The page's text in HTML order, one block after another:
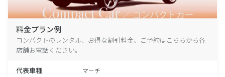
料金プラン例
コンパクトのレンタル、お得な割引料金、ご予約はこちらから各
店舗お電話ください。
代表車種 マーチ